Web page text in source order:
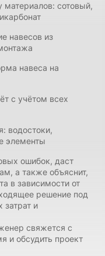
материалов: сотовый,
навесов из
навеса на
с учётом всех
водостоки,
элементы
ошибок, даст
а также объяснит,
в зависимости от
решение под
и
свяжется с
и обсудить проект